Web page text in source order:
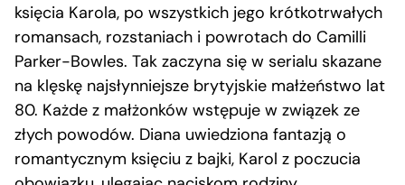
księcia Karola, po wszystkich jego krótkotrwałych
romansach, rozstaniach i powrotach do Camilli
Parker-Bowles. Tak zaczyna się w serialu skazane
na klęskę najsłynniejsze brytyjskie małżeństwo lat
80. Każde z małżonków wstępuje w związek ze
złych powodów. Diana uwiedziona fantazją o
romantycznym księciu z bajki, Karol z poczucia